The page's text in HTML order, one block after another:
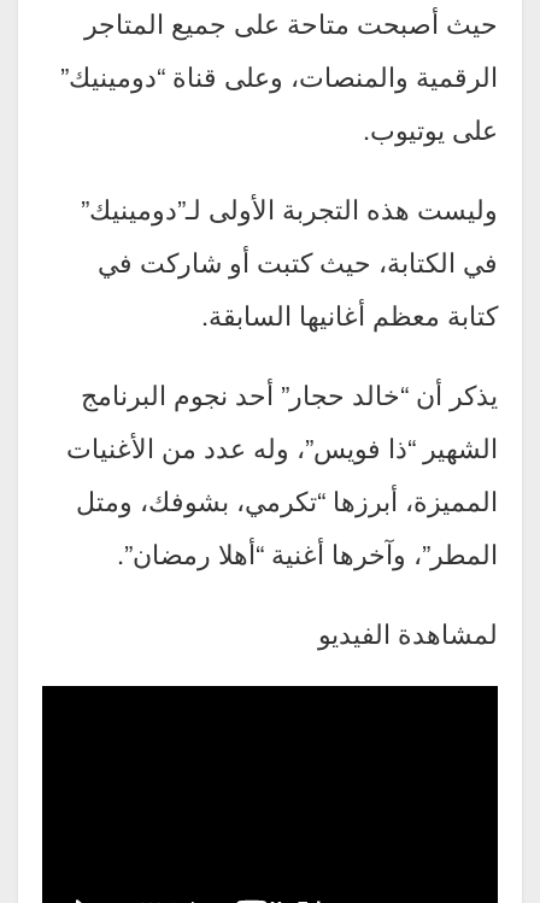
حيث أصبحت متاحة على جميع المتاجر
الرقمية والمنصات، وعلى قناة “دومينيك”
على يوتيوب.
وليست هذه التجربة الأولى لـ”دومينيك”
في الكتابة، حيث كتبت أو شاركت في
كتابة معظم أغانيها السابقة.
يذكر أن “خالد حجار” أحد نجوم البرنامج
الشهير “ذا فويس”، وله عدد من الأغنيات
المميزة، أبرزها “تكرمي، بشوفك، ومتل
المطر”، وآخرها أغنية “أهلا رمضان”.
لمشاهدة الفيديو